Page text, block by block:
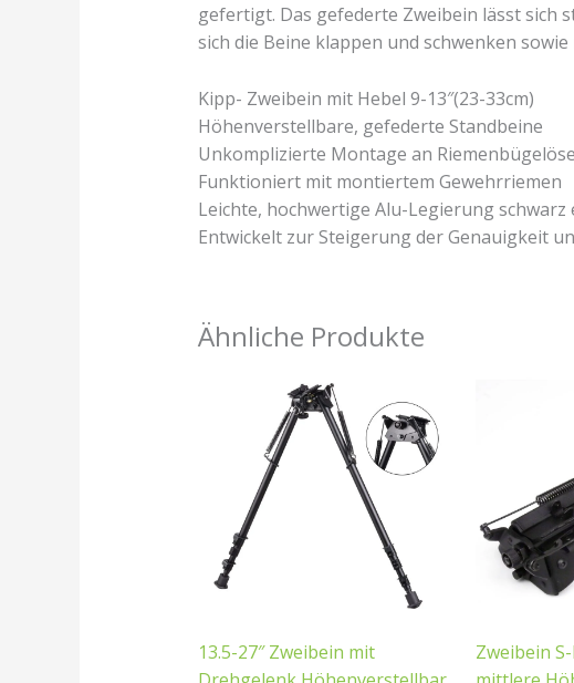
gefertigt. Das gefederte Zweibein lässt sich
sich die Beine klappen und schwenken
Kipp- Zweibein mit Hebel 9-13″(23-33cm)
Höhenverstellbare, gefederte Standbeine
Unkomplizierte Montage an Riemenbügelöse
Funktioniert mit montiertem Gewehrriemen
Leichte, hochwertige Alu-Legierung schwarz
Entwickelt zur Steigerung der Genauigkeit
Ähnliche Produkte
13.5-27″ Zweibein mit
Zweibein